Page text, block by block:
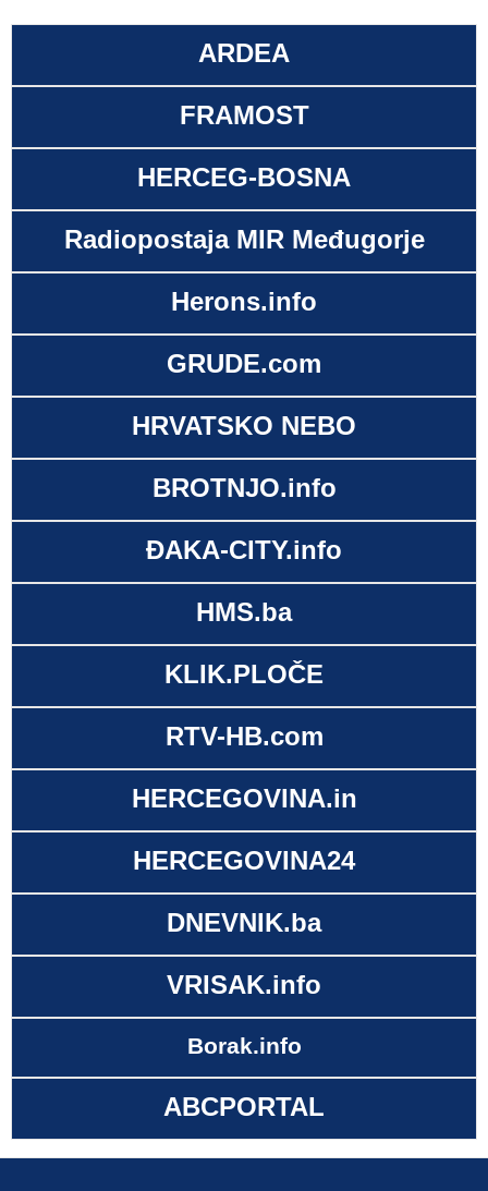
ARDEA
FRAMOST
HERCEG-BOSNA
Radiopostaja MIR Međugorje
Herons.info
GRUDE.com
HRVATSKO NEBO
BROTNJO.info
ĐAKA-CITY.info
HMS.ba
KLIK.PLOČE
RTV-HB.com
HERCEGOVINA.in
HERCEGOVINA24
DNEVNIK.ba
VRISAK.info
Borak.info
ABCPORTAL